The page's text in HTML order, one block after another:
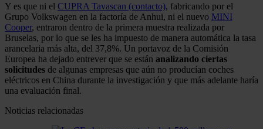
Y es que ni el CUPRA Tavascan (contacto), fabricando por el
Grupo Volkswagen en la factoría de Anhui, ni el nuevo MINI
Cooper, entraron dentro de la primera muestra realizada por
Bruselas, por lo que se les ha impuesto de manera automática la tasa
arancelaria más alta, del 37,8%. Un portavoz de la Comisión
Europea ha dejado entrever que se están analizando ciertas
solicitudes de algunas empresas que aún no producían coches
eléctricos en China durante la investigación y que más adelante haría
una evaluación final.
Noticias relacionadas